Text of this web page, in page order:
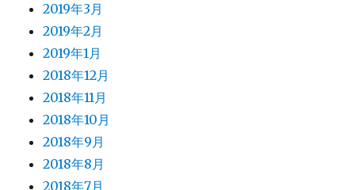
2019年3月
2019年2月
2019年1月
2018年12月
2018年11月
2018年10月
2018年9月
2018年8月
2018年7月